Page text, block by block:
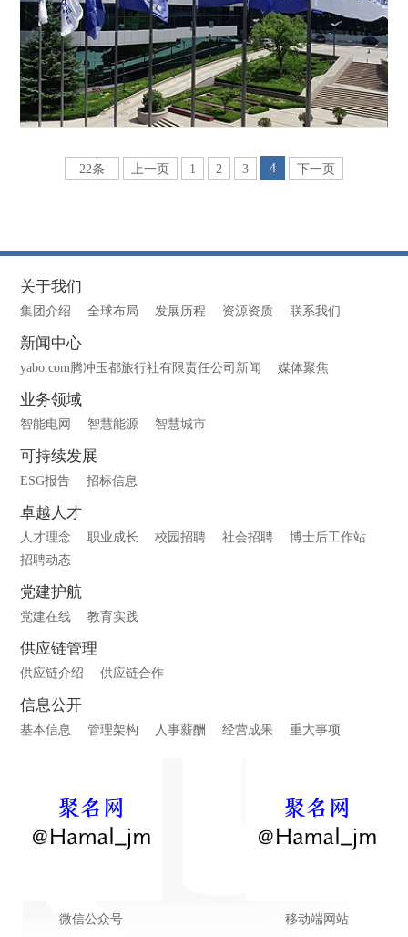
22条 上一页 1 2 3 4 下一页
关于我们
集团介绍 全球布局 发展历程 资源资质 联系我们
新闻中心
yabo.com腾冲玉都旅行社有限责任公司新闻 媒体聚焦
业务领域
智能电网 智慧能源 智慧城市
可持续发展
ESG报告 招标信息
卓越人才
人才理念 职业成长 校园招聘 社会招聘
博士后工作站
招聘动态
党建护航
党建在线 教育实践
供应链管理
供应链介绍 供应链合作
信息公开
基本信息 管理架构 人事薪酬 经营成果 重大事项
微信公众号 移动端网站